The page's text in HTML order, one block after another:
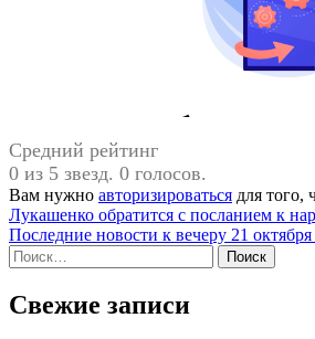
Средний рейтинг
0 из 5 звезд. 0 голосов.
Вам нужно авторизироваться для того,
Навигация
по
записям
Лукашенко обратится с посланием к
Последние новости к вечеру 21 октября
Найти:
Свежие записи